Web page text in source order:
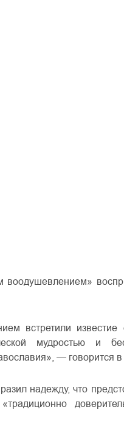
встретили известие
мудростью и
— говорится
надежду, что